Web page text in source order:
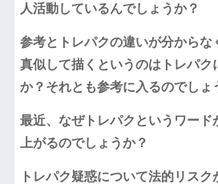
人活動しているんでしょうか？
参考とトレパクの違いが分からな
真似して描くというのはトレパク
か？それとも参考に入るのでしょ
最近、なぜトレパクというワード
上がるのでしょうか？
トレパク疑惑について法的リス